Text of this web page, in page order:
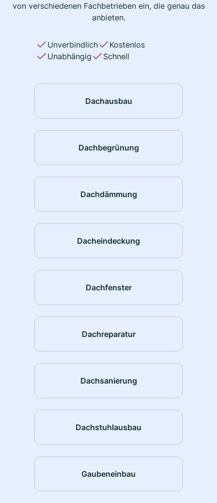
von verschiedenen Fachbetrieben ein, die genau das
anbieten.
Unverbindlich
Kostenlos
Unabhängig
Schnell
Dachausbau
Dachbegrünung
Dachdämmung
Dacheindeckung
Dachfenster
Dachreparatur
Dachsanierung
Dachstuhlausbau
Gaubeneinbau